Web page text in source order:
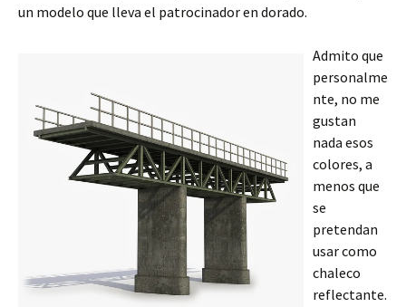
un modelo que lleva el patrocinador en dorado.
Admito que
personalme
nte, no me
gustan
nada esos
colores, a
menos que
se
pretendan
usar como
chaleco
reflectante.